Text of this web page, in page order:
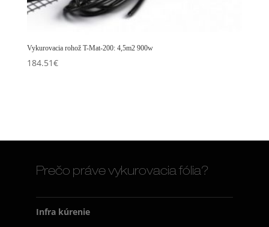
Vykurovacia rohož T-Mat-200: 4,5m2 900w
184.51€
Prečo práve vykurovacia fólia?
Infra kúrenie